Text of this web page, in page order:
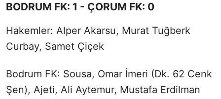
BODRUM FK: 1 - ÇORUM FK: 0
Hakemler: Alper Akarsu, Murat Tuğberk
Curbay, Samet Çiçek
Bodrum FK: Sousa, Omar İmeri (Dk. 62 Cenk
Şen), Ajeti, Ali Aytemur, Mustafa Erdilman